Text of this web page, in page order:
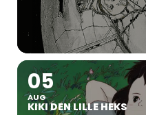
05
AUG
KIKI DEN LILLE HEKS